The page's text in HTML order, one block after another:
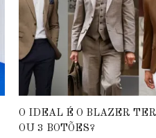
O IDEAL É O BLAZER
OU 3 BOTÕES?